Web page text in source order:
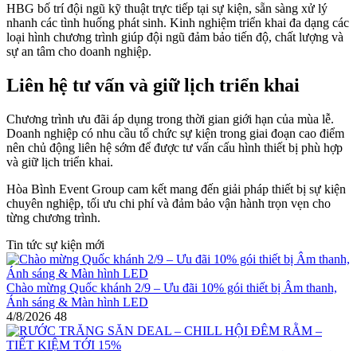
HBG bố trí đội ngũ kỹ thuật trực tiếp tại sự kiện, sẵn sàng xử lý
nhanh các tình huống phát sinh. Kinh nghiệm triển khai đa dạng các
loại hình chương trình giúp đội ngũ đảm bảo tiến độ, chất lượng và
sự an tâm cho doanh nghiệp.
Liên hệ tư vấn và giữ lịch triển khai
Chương trình ưu đãi áp dụng trong thời gian giới hạn của mùa lễ.
Doanh nghiệp có nhu cầu tổ chức sự kiện trong giai đoạn cao điểm
nên chủ động liên hệ sớm để được tư vấn cấu hình thiết bị phù hợp
và giữ lịch triển khai.
Hòa Bình Event Group cam kết mang đến giải pháp thiết bị sự kiện
chuyên nghiệp, tối ưu chi phí và đảm bảo vận hành trọn vẹn cho
từng chương trình.
Tin tức sự kiện mới
Chào mừng Quốc khánh 2/9 – Ưu đãi 10% gói thiết bị Âm thanh,
Ánh sáng & Màn hình LED
4/8/2026 48